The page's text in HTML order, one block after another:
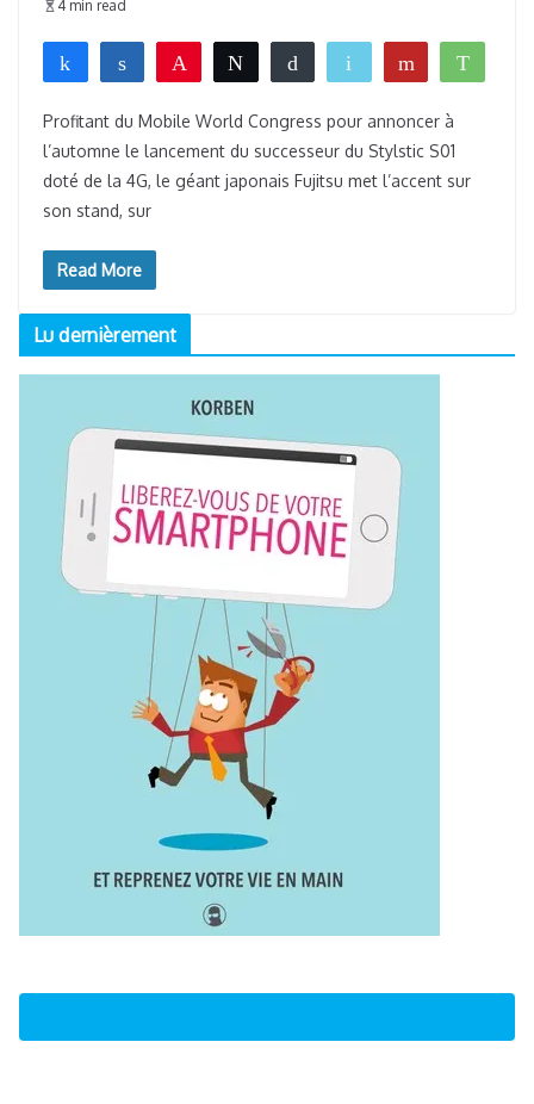
4 min read
Partagez Partagez Épingle Tweetez Buffer Email Flip
PARTAGES
Profitant du Mobile World Congress pour annoncer à
l’automne le lancement du successeur du Stylstic S01
doté de la 4G, le géant japonais Fujitsu met l’accent sur
son stand, sur
Read More
Lu dernièrement